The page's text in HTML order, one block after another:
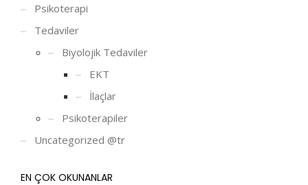
Psikoterapi
Tedaviler
Biyolojik Tedaviler
EKT
İlaçlar
Psikoterapiler
Uncategorized @tr
EN ÇOK OKUNANLAR